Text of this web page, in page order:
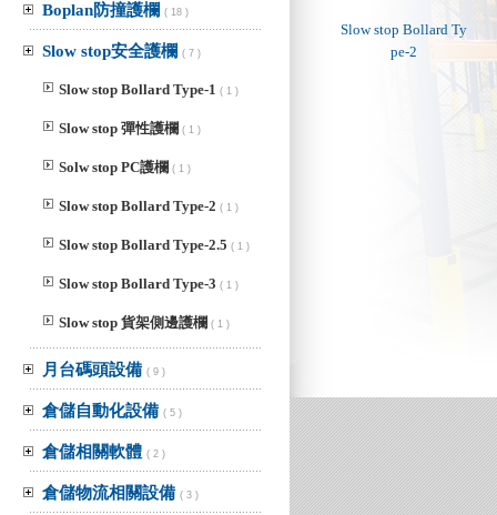
Boplan防撞護欄 ( 18 )
Slow stop安全護欄 ( 7 )
Slow stop Bollard Type-1 ( 1 )
Slow stop 彈性護欄 ( 1 )
Solw stop PC護欄 ( 1 )
Slow stop Bollard Type-2 ( 1 )
Slow stop Bollard Type-2.5 ( 1 )
Slow stop Bollard Type-3 ( 1 )
Slow stop 貨架側邊護欄 ( 1 )
月台碼頭設備 ( 9 )
倉儲自動化設備 ( 5 )
倉儲相關軟體 ( 2 )
倉儲物流相關設備 ( 3 )
Slow stop Bollard Ty
pe-2